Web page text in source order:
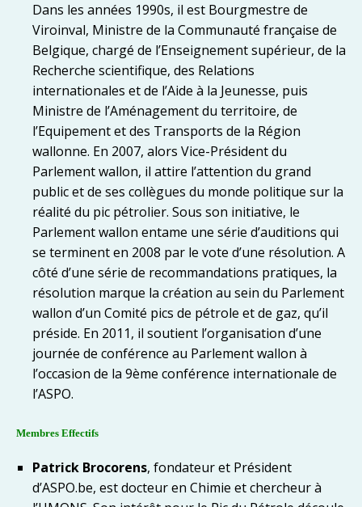
Dans les années 1990s, il est Bourgmestre de
Viroinval, Ministre de la Communauté française de
Belgique, chargé de l’Enseignement supérieur, de la
Recherche scientifique, des Relations
internationales et de l’Aide à la Jeunesse, puis
Ministre de l’Aménagement du territoire, de
l’Equipement et des Transports de la Région
wallonne. En 2007, alors Vice-Président du
Parlement wallon, il attire l’attention du grand
public et de ses collègues du monde politique sur la
réalité du pic pétrolier. Sous son initiative, le
Parlement wallon entame une série d’auditions qui
se terminent en 2008 par le vote d’une résolution. A
côté d’une série de recommandations pratiques, la
résolution marque la création au sein du Parlement
wallon d’un Comité pics de pétrole et de gaz, qu’il
préside. En 2011, il soutient l’organisation d’une
journée de conférence au Parlement wallon à
l’occasion de la 9ème conférence internationale de
l’ASPO.
Membres Effectifs
Patrick Brocorens, fondateur et Président
d’ASPO.be, est docteur en Chimie et chercheur à